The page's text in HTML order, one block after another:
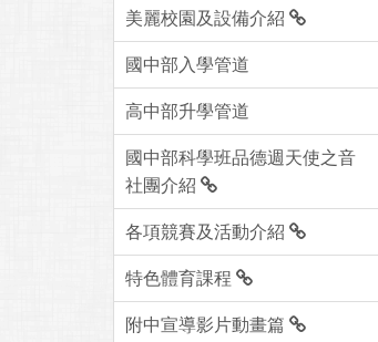
美麗校園及設備介紹
國中部入學管道
高中部升學管道
國中部科學班品德週天使之音
社團介紹
各項競賽及活動介紹
特色體育課程
附中宣導影片動畫篇